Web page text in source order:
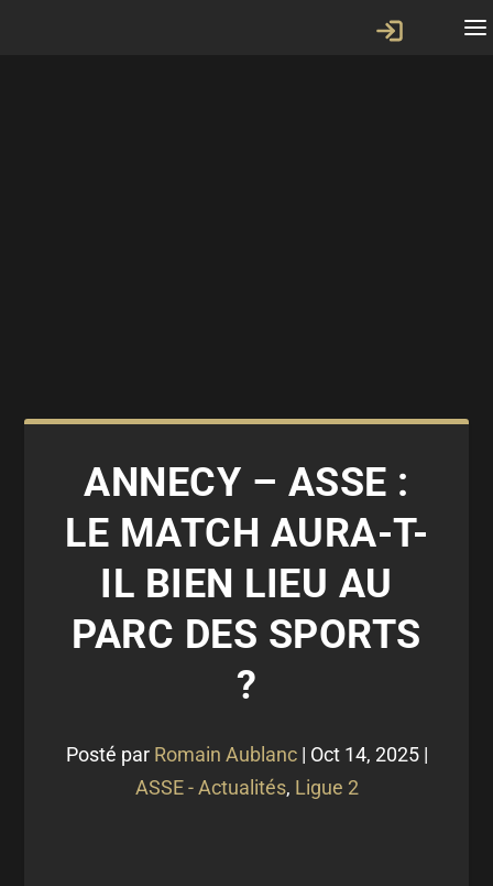
ANNECY – ASSE :
LE MATCH AURA-T-
IL BIEN LIEU AU
PARC DES SPORTS
?
Posté par Romain Aublanc| Oct 14, 2025|
ASSE - Actualités, Ligue 2